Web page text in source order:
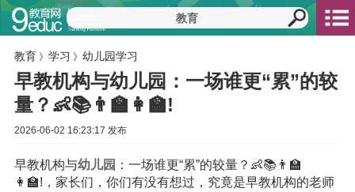
教育 》 学习 》 幼儿园学习
早教机构与幼儿园：一场谁更“累”的较
量？👶📚👨‍🏫👩‍🏫!
2026-06-02 16:23:17 发布
早教机构与幼儿园 ：一场谁更“累”的较量？👶📚👨‍🏫
👩‍🏫!，家长们，你们有没有想过，究竟是早教机构的老师